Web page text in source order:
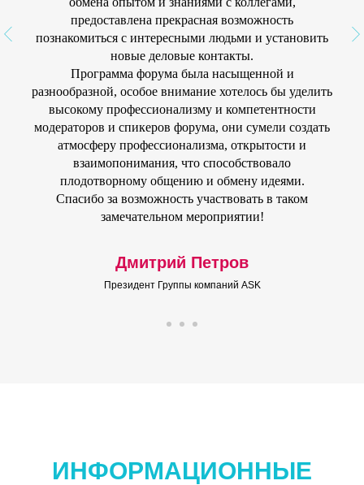
предоставлена прекрасная возможность
познакомиться с интересными людьми и установить
новые деловые контакты.
Программа форума была насыщенной и
разнообразной, особое внимание хотелось бы уделить
высокому профессионализму и компетентности
модераторов и спикеров форума, они сумели создать
атмосферу профессионализма, открытости и
взаимопонимания, что способствовало
плодотворному общению и обмену идеями.
Спасибо за возможность участвовать в таком
замечательном мероприятии!
Дмитрий Петров
Президент Группы компаний ASK
ИНФОРМАЦИОННЫЕ